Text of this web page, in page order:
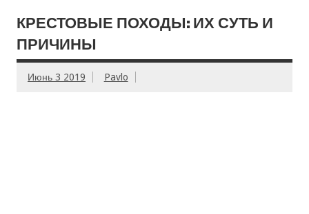
КРЕСТОВЫЕ ПОХОДЫ: ИХ СУТЬ И
ПРИЧИНЫ
Июнь 3 2019 Pavlo